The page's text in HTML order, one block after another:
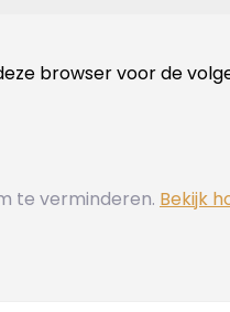
browser voor de
te verminderen. Bekijk